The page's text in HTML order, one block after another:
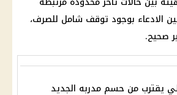
الادعاء بوجود توقف شامل للصرف،
صحيح.
يقترب من حسم مدربه الجديد